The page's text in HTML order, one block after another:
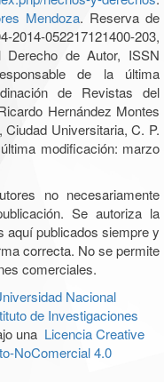
Mendoza. Reserva de
052217121400-203,
de Autor, ISSN
de la última
de Revistas del
Hernández Montes
Universitaria, C. P.
modificación: marzo
no necesariamente
Se autoriza la
aquí publicados siempre y
correcta. No se permite
comerciales.
Nacional
de Investigaciones
una Licencia Creative
NoComercial 4.0